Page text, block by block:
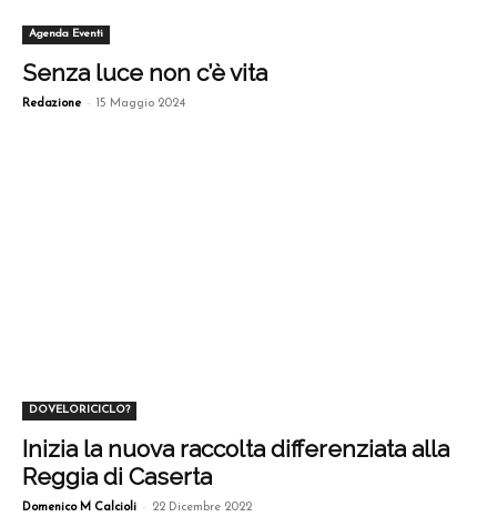
Agenda Eventi
Senza luce non c’è vita
Redazione - 15 Maggio 2024
DOVELORICICLO?
Inizia la nuova raccolta differenziata alla
Reggia di Caserta
Domenico M Calcioli - 22 Dicembre 2022